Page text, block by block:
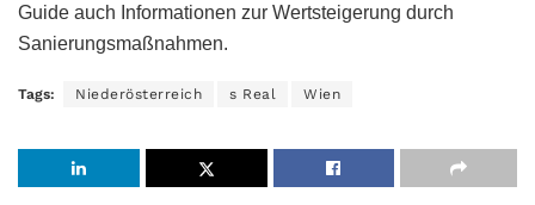
Guide auch Informationen zur Wertsteigerung durch
Sanierungsmaßnahmen.
Tags: Niederösterreich s Real Wien